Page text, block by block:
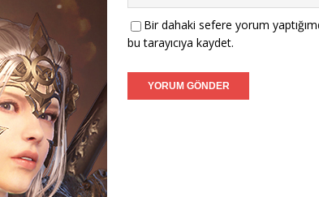
Bir dahaki sefere yorum
bu tarayıcıya kaydet.